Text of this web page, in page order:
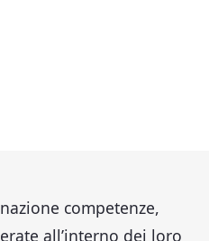
competenze,
all’interno dei loro